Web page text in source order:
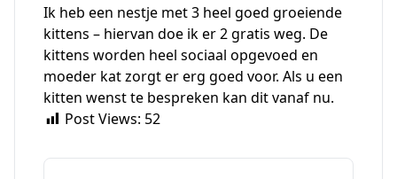
Ik heb een nestje met 3 heel goed groeiende
kittens – hiervan doe ik er 2 gratis weg. De
kittens worden heel sociaal opgevoed en
moeder kat zorgt er erg goed voor. Als u een
kitten wenst te bespreken kan dit vanaf nu.
Post Views: 52